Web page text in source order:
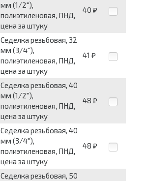
мм (1/2"),
полиэтиленовая, ПНД,
цена за штуку
40 ₽
Седелка резьбовая, 32
мм (3/4"),
полиэтиленовая, ПНД,
цена за штуку
41 ₽
Седелка резьбовая, 40
мм (1/2"),
полиэтиленовая, ПНД,
цена за штуку
48 ₽
Седелка резьбовая, 40
мм (3/4"),
полиэтиленовая, ПНД,
цена за штуку
48 ₽
Седелка резьбовая, 50